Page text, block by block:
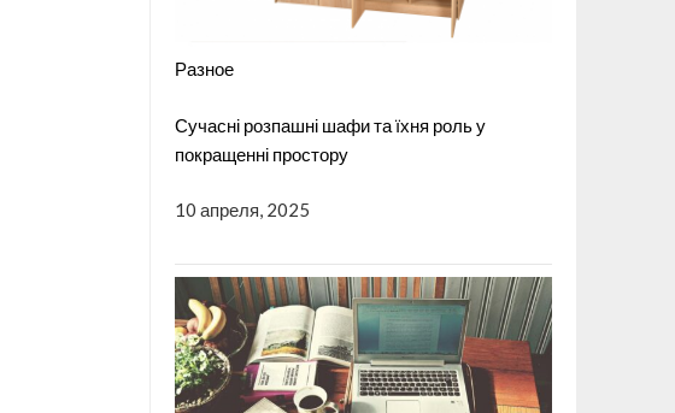
Разное
Сучасні розпашні шафи та їхня роль у
покращенні простору
10 апреля, 2025